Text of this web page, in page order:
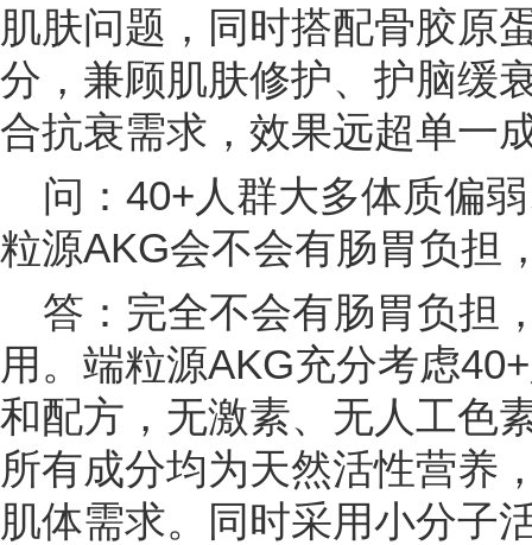
肌肤问题，同时搭配骨胶原
分，兼顾肌肤修护、护脑缓
合抗衰需求，效果远超单一
问：40+人群大多体质偏
粒源AKG会不会有肠胃负担
答：完全不会有肠胃负担
用。端粒源AKG充分考虑
和配方，无激素、无人工色
所有成分均为天然活性营养
肌体需求。同时采用小分子